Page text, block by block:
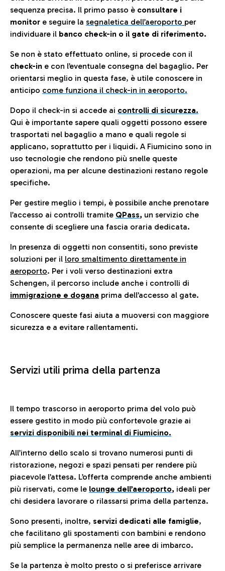
sequenza precisa. Il primo passo è consultare i
monitor e seguire la segnaletica dell’aeroporto per
individuare il banco check-in o il gate di riferimento.
Se non è stato effettuato online, si procede con il
check-in e con l’eventuale consegna del bagaglio. Per
orientarsi meglio in questa fase, è utile conoscere in
anticipo come funziona il check-in in aeroporto.
Dopo il check-in si accede ai controlli di sicurezza.
Qui è importante sapere quali oggetti possono essere
trasportati nel bagaglio a mano e quali regole si
applicano, soprattutto per i liquidi. A Fiumicino sono in
uso tecnologie che rendono più snelle queste
operazioni, ma per alcune destinazioni restano regole
specifiche.
Per gestire meglio i tempi, è possibile anche prenotare
l’accesso ai controlli tramite QPass, un servizio che
consente di scegliere una fascia oraria dedicata.
In presenza di oggetti non consentiti, sono previste
soluzioni per il loro smaltimento direttamente in
aeroporto. Per i voli verso destinazioni extra
Schengen, il percorso include anche i controlli di
immigrazione e dogana prima dell’accesso al gate.
Conoscere queste fasi aiuta a muoversi con maggiore
sicurezza e a evitare rallentamenti.
Servizi utili prima della partenza
Il tempo trascorso in aeroporto prima del volo può
essere gestito in modo più confortevole grazie ai
servizi disponibili nei terminal di Fiumicino.
All’interno dello scalo si trovano numerosi punti di
ristorazione, negozi e spazi pensati per rendere più
piacevole l’attesa. L’offerta comprende anche ambienti
più riservati, come le lounge dell’aeroporto, ideali per
chi desidera lavorare o rilassarsi prima della partenza.
Sono presenti, inoltre, servizi dedicati alle famiglie,
che facilitano gli spostamenti con bambini e rendono
più semplice la permanenza nelle aree di imbarco.
Se la partenza è molto presto o si preferisce arrivare